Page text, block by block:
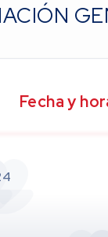
Fecha y